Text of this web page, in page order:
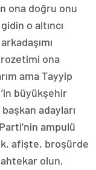
ona doğru onu
o altıncı
ona
ama Tayyip
büyükşehir
adayları
ampulü
afişte, broşürde
olun,